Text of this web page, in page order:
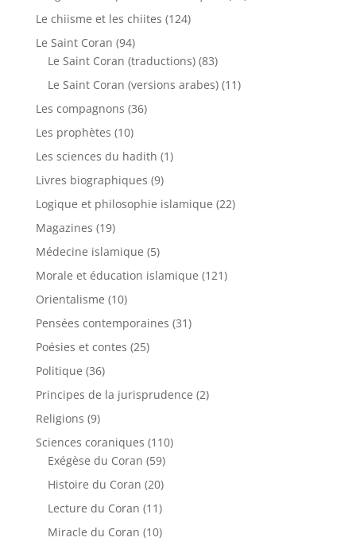
Le chiisme et les chiites (124)
Le Saint Coran (94)
Le Saint Coran (traductions) (83)
Le Saint Coran (versions arabes) (11)
Les compagnons (36)
Les prophètes (10)
Les sciences du hadith (1)
Livres biographiques (9)
Logique et philosophie islamique (22)
Magazines (19)
Médecine islamique (5)
Morale et éducation islamique (121)
Orientalisme (10)
Pensées contemporaines (31)
Poésies et contes (25)
Politique (36)
Principes de la jurisprudence (2)
Religions (9)
Sciences coraniques (110)
Exégèse du Coran (59)
Histoire du Coran (20)
Lecture du Coran (11)
Miracle du Coran (10)